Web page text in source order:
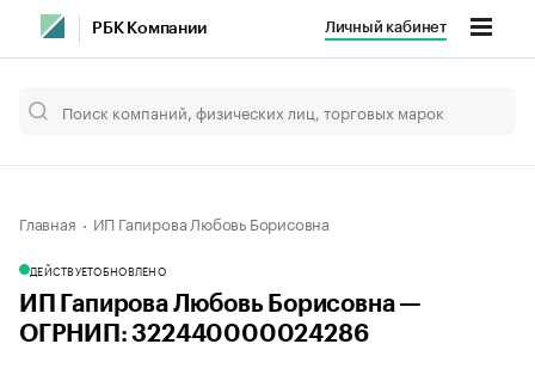
РБК Компании Личный кабинет
Главная ИП Гапирова Любовь Борисовна
ДЕЙСТВУЕТОБНОВЛЕНО
ИП Гапирова Любовь Борисовна —
ОГРНИП: 322440000024286